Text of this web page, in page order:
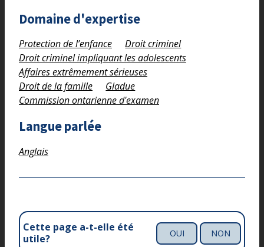
Domaine d'expertise
Protection de l’enfance
Droit criminel
Droit criminel impliquant les adolescents
Affaires extrêmement sérieuses
Droit de la famille
Gladue
Commission ontarienne d'examen
Langue parlée
Anglais
Cette page a-t-elle été
utile?
OUI NON